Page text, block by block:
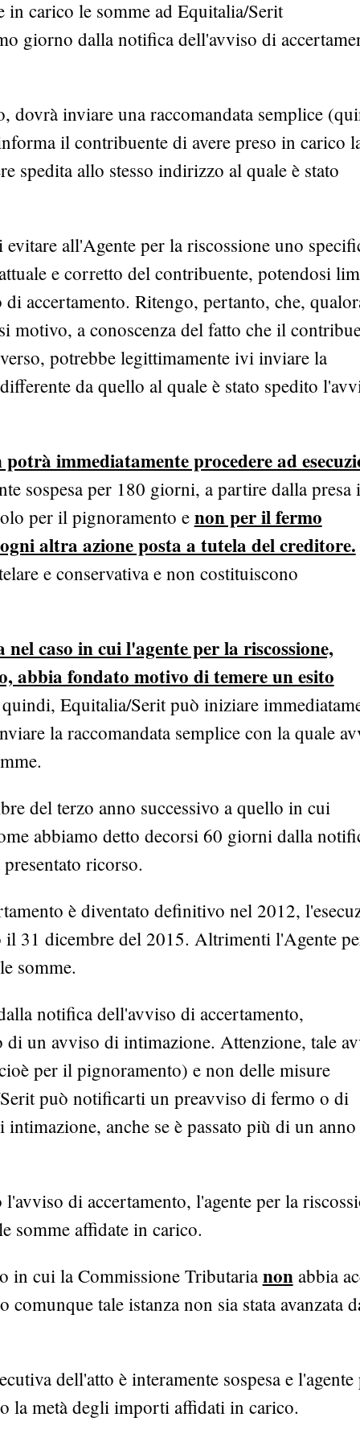
carico le somme ad Equitalia/Serit
giorno dalla notifica dell'avviso di
dovrà inviare una raccomandata semplice
il contribuente di avere preso in carico
spedita allo stesso indirizzo al quale è stato
all'Agente per la riscossione uno
e corretto del contribuente, potendosi
accertamento. Ritengo, pertanto, che,
motivo, a conoscenza del fatto che il
potrebbe legittimamente ivi inviare la
da quello al quale è stato spedito
potrà immediatamente procedere ad
sospesa per 180 giorni, a partire dalla presa
per il pignoramento e non per il fermo
altra azione posta a tutela del creditore.
e conservativa e non costituiscono
nel caso in cui l'agente per la riscossione,
abbia fondato motivo di temere un esito
Equitalia/Serit può iniziare
la raccomandata semplice con la quale
del terzo anno successivo a quello in cui
abbiamo detto decorsi 60 giorni dalla
ricorso.
è diventato definitivo nel 2012,
il 31 dicembre del 2015. Altrimenti l'Agente
somme.
notifica dell'avviso di accertamento,
di un avviso di intimazione. Attenzione, tale
per il pignoramento) e non delle misure
può notificarti un preavviso di fermo o di
anche se è passato più di un
di accertamento, l'agente per la
somme affidate in carico.
in cui la Commissione Tributarianonabbia
tale istanza non sia stata avanzata
dell'atto è interamente sospesa e l'agente
la metà degli importi affidati in carico.